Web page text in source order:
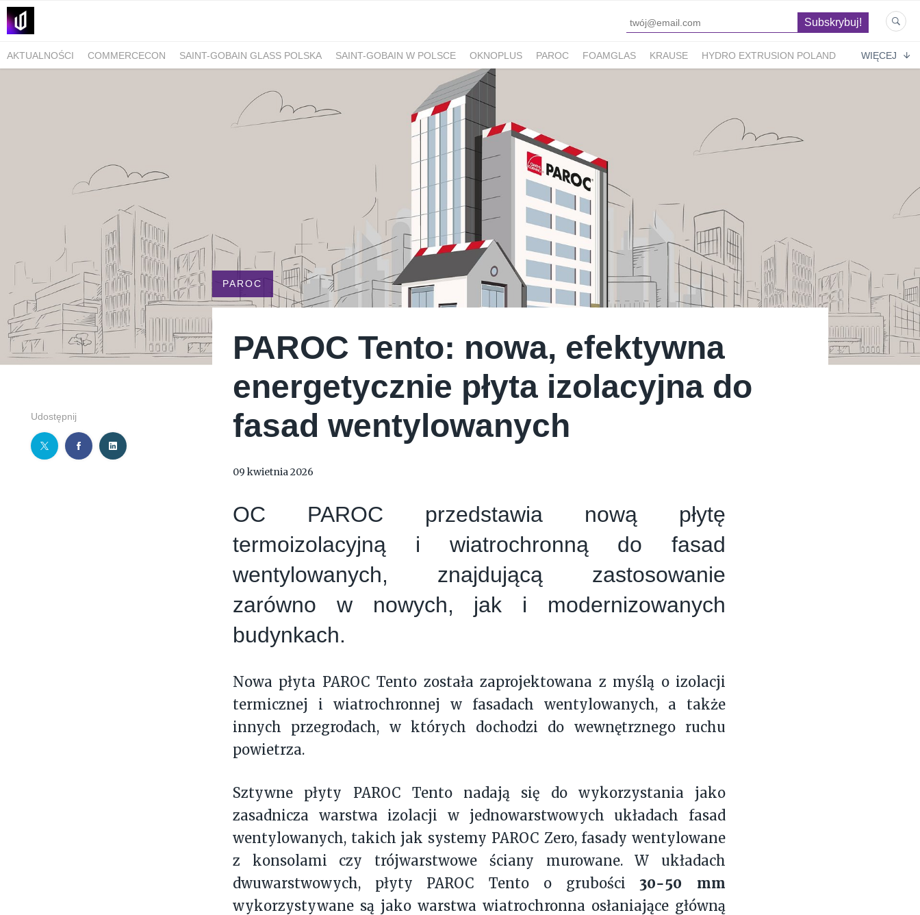
AKTUALNOŚCI COMMERCECON SAINT-GOBAIN GLASS POLSKA SAINT-GOBAIN W POLSCE OKNOPLUS PAROC FOAMGLAS KRAUSE
HYDRO EXTRUSION POLAND
WIĘCEJ
Udostępnij
PAROC
PAROC Tento: nowa, efektywna
energetycznie płyta izolacyjna do
fasad wentylowanych
09 kwietnia 2026
OC PAROC przedstawia nową płytę
termoizolacyjną i wiatrochronną do fasad
wentylowanych, znajdującą zastosowanie
zarówno w nowych, jak i modernizowanych
budynkach.
Nowa płyta PAROC Tento została zaprojektowana z myślą o izolacji
termicznej i wiatrochronnej w fasadach wentylowanych, a także
innych przegrodach, w których dochodzi do wewnętrznego ruchu
powietrza.
Sztywne płyty PAROC Tento nadają się do wykorzystania jako
zasadnicza warstwa izolacji w jednowarstwowych układach fasad
wentylowanych, takich jak systemy PAROC Zero, fasady wentylowane
z konsolami czy trójwarstwowe ściany murowane. W układach
dwuwarstwowych, płyty PAROC Tento o grubości 30-50 mm
wykorzystywane są jako warstwa wiatrochronna osłaniające główną